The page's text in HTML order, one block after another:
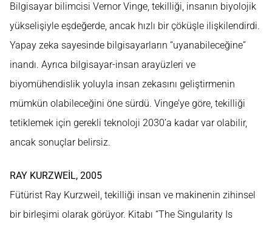
Bilgisayar bilimcisi Vernor Vinge, tekilliği, insanın biyolojik
yükselişiyle eşdeğerde, ancak hızlı bir çöküşle ilişkilendirdi.
Yapay zeka sayesinde bilgisayarların “uyanabileceğine”
inandı. Ayrıca bilgisayar-insan arayüzleri ve
biyomühendislik yoluyla insan zekasını geliştirmenin
mümkün olabileceğini öne sürdü. Vinge’ye göre, tekilliği
tetiklemek için gerekli teknoloji 2030’a kadar var olabilir,
ancak sonuçlar belirsiz.
RAY KURZWEİL, 2005
Fütürist Ray Kurzweil, tekilliği insan ve makinenin zihinsel
bir birleşimi olarak görüyor. Kitabı “The Singularity Is